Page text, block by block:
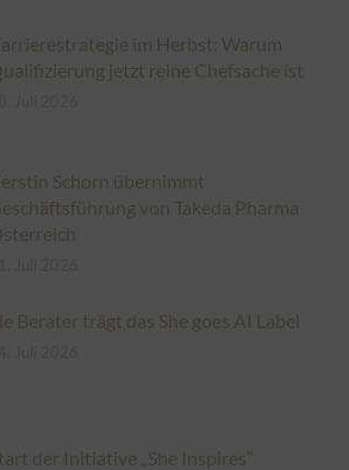
im Herbst: Warum
jetzt reine Chefsache ist
Schorn übernimmt
von Takeda Pharma
Berater trägt das She goes AI Label
der Initiative „She Inspires“